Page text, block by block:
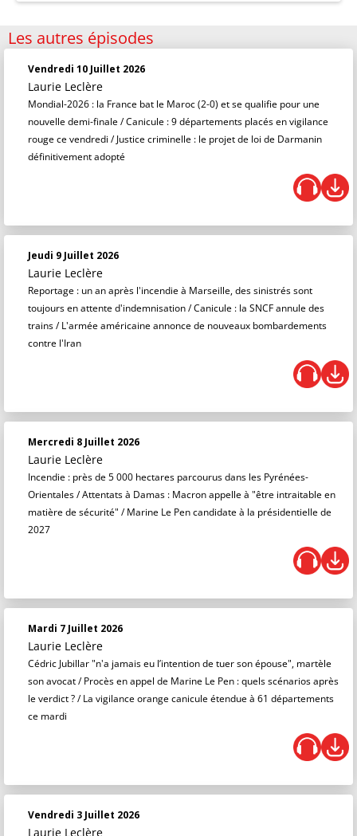
Les autres épisodes
Vendredi 10 Juillet 2026
Laurie Leclère
Mondial-2026 : la France bat le Maroc (2-0) et se qualifie pour une
nouvelle demi-finale / Canicule : 9 départements placés en vigilance
rouge ce vendredi / Justice criminelle : le projet de loi de Darmanin
définitivement adopté
Jeudi 9 Juillet 2026
Laurie Leclère
Reportage : un an après l'incendie à Marseille, des sinistrés sont
toujours en attente d'indemnisation / Canicule : la SNCF annule des
trains / L'armée américaine annonce de nouveaux bombardements
contre l'Iran
Mercredi 8 Juillet 2026
Laurie Leclère
Incendie : près de 5 000 hectares parcourus dans les Pyrénées-
Orientales / Attentats à Damas : Macron appelle à "être intraitable en
matière de sécurité" / Marine Le Pen candidate à la présidentielle de
2027
Mardi 7 Juillet 2026
Laurie Leclère
Cédric Jubillar "n'a jamais eu l’intention de tuer son épouse", martèle
son avocat / Procès en appel de Marine Le Pen : quels scénarios après
le verdict ? / La vigilance orange canicule étendue à 61 départements
ce mardi
Vendredi 3 Juillet 2026
Laurie Leclère